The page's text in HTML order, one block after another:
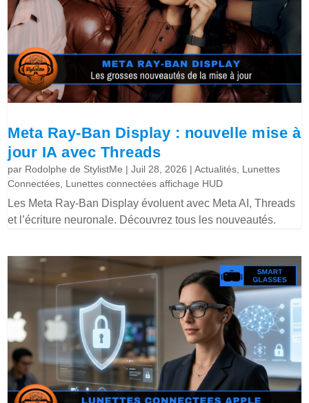
Meta Ray-Ban Display : nouvelle mise à
jour IA avec Threads
par Rodolphe de StylistMe |Juil 28, 2026 |Actualités Lunettes
Connectées Lunettes connectées affichage HUD
Les Meta Ray-Ban Display évoluent avec Meta AI, Threads
et l’écriture neuronale. Découvrez tous les nouveautés.